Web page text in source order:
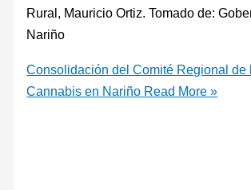
Rural, Mauricio Ortiz. Tomado de:
Nariño
Consolidación del Comité Regional de
Cannabis en Nariño Read More »